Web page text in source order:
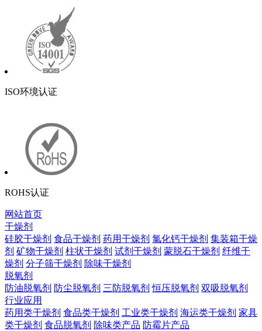
ISO环境认证
ROHS认证
网站首页
干燥剂
硅胶干燥剂 食品干燥剂 药用干燥剂 氯化钙干燥剂 集装箱干燥
剂 矿物干燥剂 柱状干燥剂 试剂干燥剂 蒙脱石干燥剂 纤维干
燥剂 分子筛干燥剂 除味干燥剂
脱氧剂
防油脱氧剂 防尘脱氧剂 三防脱氧剂 恒压脱氧剂 双吸脱氧剂
行业应用
药用类干燥剂 食品类干燥剂 工业类干燥剂 海运类干燥剂 家具
类干燥剂 食品脱氧剂 除味类产品 防霉片产品